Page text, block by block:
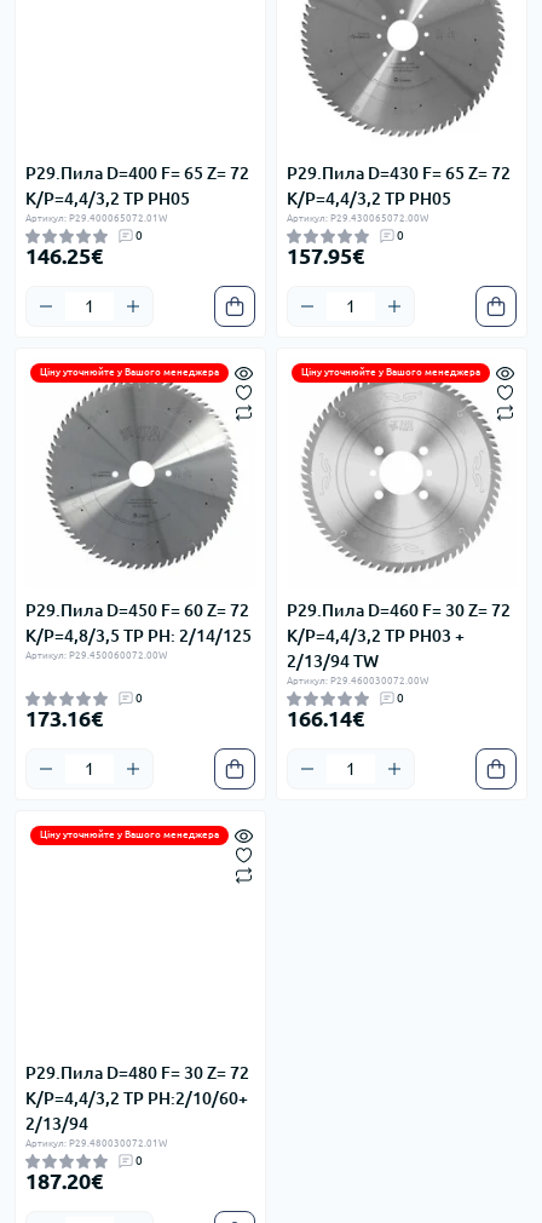
P29.Пила D=400 F= 65 Z= 72
K/P=4,4/3,2 TP PH05
Артикул: P29.400065072.01W
0
146.25€
P29.Пила D=430 F= 65 Z= 72
K/P=4,4/3,2 TP PH05
Артикул: P29.430065072.00W
0
157.95€
Ціну уточнюйте у Вашого менеджера
P29.Пила D=450 F= 60 Z= 72
K/P=4,8/3,5 TP PH: 2/14/125
Артикул: P29.450060072.00W
0
173.16€
Ціну уточнюйте у Вашого менеджера
P29.Пила D=460 F= 30 Z= 72
K/P=4,4/3,2 TP PH03 +
2/13/94 TW
Артикул: P29.460030072.00W
0
166.14€
Ціну уточнюйте у Вашого менеджера
P29.Пила D=480 F= 30 Z= 72
K/P=4,4/3,2 TP PH:2/10/60+
2/13/94
Артикул: P29.480030072.01W
0
187.20€